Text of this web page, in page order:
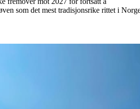
som det mest tradisjonsrike rittet i